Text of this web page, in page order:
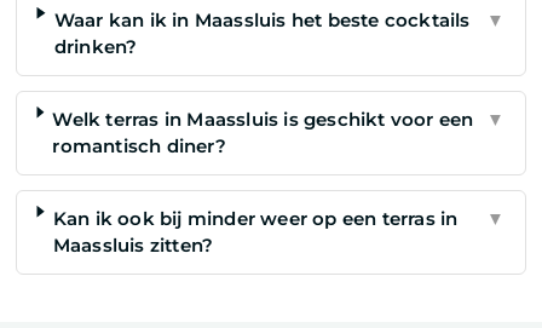
Waar kan ik in Maassluis het beste cocktails
drinken?
▼
Welk terras in Maassluis is geschikt voor een
romantisch diner?
▼
Kan ik ook bij minder weer op een terras in
Maassluis zitten?
▼